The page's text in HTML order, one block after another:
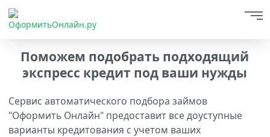
Поможем подобрать подходящий
экспресс кредит под ваши нужды
Сервис автоматического подбора займов
"Оформить Онлайн" предоставит все доуступные
варианты кредитования с учетом ваших